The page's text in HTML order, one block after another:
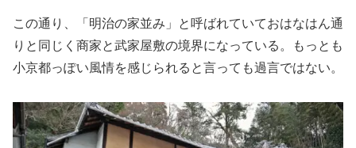
この通り、「明治の家並み」と呼ばれていておはなはん通
りと同じく商家と武家屋敷の境界になっている。もっとも
小京都っぽい風情を感じられると言っても過言ではない。